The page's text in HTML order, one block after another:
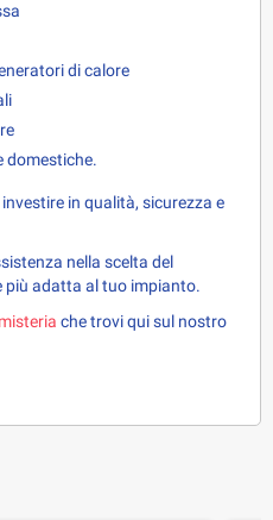
di calore
domestiche.
in qualità, sicurezza e
nella scelta del
più adatta al tuo impianto.
che trovi qui sul nostro